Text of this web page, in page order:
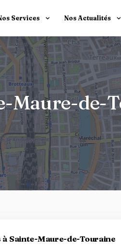
Services Nos Actualités
Maure-de-
Sainte-Maure-de-Touraine